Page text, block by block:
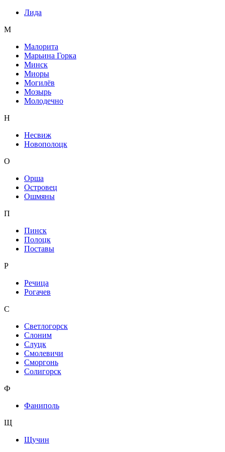
Лида
М
Малорита
Марьина Горка
Минск
Миоры
Могилёв
Мозырь
Молодечно
Н
Несвиж
Новополоцк
О
Орша
Островец
Ошмяны
П
Пинск
Полоцк
Поставы
Р
Речица
Рогачев
С
Светлогорск
Слоним
Слуцк
Смолевичи
Сморгонь
Солигорск
Ф
Фаниполь
Щ
Щучин